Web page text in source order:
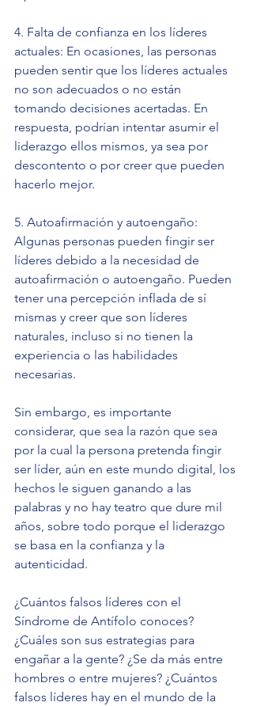
4. Falta de confianza en los líderes
actuales: En ocasiones, las personas
pueden sentir que los líderes actuales
no son adecuados o no están
tomando decisiones acertadas. En
respuesta, podrían intentar asumir el
liderazgo ellos mismos, ya sea por
descontento o por creer que pueden
hacerlo mejor.
5. Autoafirmación y autoengaño:
Algunas personas pueden fingir ser
líderes debido a la necesidad de
autoafirmación o autoengaño. Pueden
tener una percepción inflada de sí
mismas y creer que son líderes
naturales, incluso si no tienen la
experiencia o las habilidades
necesarias.
Sin embargo, es importante
considerar, que sea la razón que sea
por la cual la persona pretenda fingir
ser líder, aún en este mundo digital, los
hechos le siguen ganando a las
palabras y no hay teatro que dure mil
años, sobre todo porque el liderazgo
se basa en la confianza y la
autenticidad.
¿Cuántos falsos líderes con el
Síndrome de Antífolo conoces?
¿Cuáles son sus estrategias para
engañar a la gente? ¿Se da más entre
hombres o entre mujeres? ¿Cuántos
falsos líderes hay en el mundo de la